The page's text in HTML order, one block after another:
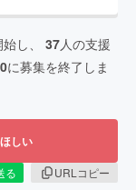
し、 37人の支援
に募集を終了しま
しい
る
URLコピー